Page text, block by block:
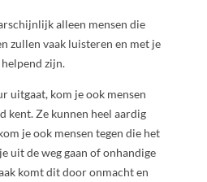
alleen mensen die
zullen vaak luisteren en met je
zijn.
uitgaat, kom je ook mensen
kent. Ze kunnen heel aardig
je ook mensen tegen die het
uit de weg gaan of onhandige
komt dit door onmacht en